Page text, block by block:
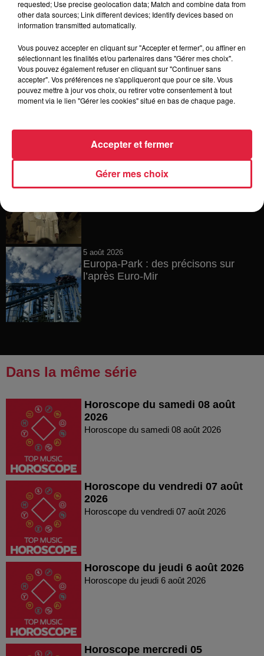
6 août 2026
Tags antisémites à Strasbourg :
6 août 2026
Au zoo de Mulhouse : rencontre
6 août 2026
Les dernières infos sur la venue du
5 août 2026
Europa-Park : des précisons sur
l’après Euro-Mir
Dans la même série
Horoscope du samedi 08 août
2026
Horoscope du samedi 08 août 2026
Horoscope du vendredi 07 août
2026
Horoscope du vendredi 07 août 2026
Horoscope du jeudi 6 août 2026
Horoscope du jeudi 6 août 2026
Horoscope mercredi 05
requested; Use precise geolocation data; Match and combine data from
other data sources; Link different devices; Identify devices based on
information transmitted automatically.
Vous pouvez accepter en cliquant sur "Accepter et fermer", ou affiner en
sélectionnant les finalités et/ou partenaires dans "Gérer mes choix".
Vous pouvez également refuser en cliquant sur "Continuer sans
accepter". Vos préférences ne s'appliqueront que pour ce site. Vous
pouvez mettre à jour vos choix, ou retirer votre consentement à tout
moment via le lien "Gérer les cookies" situé en bas de chaque page.
Gérer mes choix
Accepter et fermer